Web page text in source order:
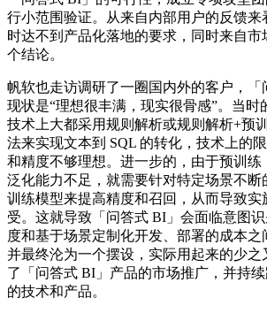
行小范围验证。从来自内部用户的反馈来
时达不到产品化落地的要求，同时来自
个结论。
帆软也走访调研了一圈国内外的客户，「
现状是“理想很丰满，现实很骨感”。当时
技术上大都采用规则解析或规则解析+预
法来实现文本到 SQL 的转化，技术上的
和精度不够理想。进一步的，由于预训练
泛化能力不足，就需要针对特定场景不断
训练模型来提高精度和召回，从而导致实
受。这就导致「问答式 BI」会面临意图
度和基于场景定制化开发、部署的成本之
并最终沦为一个摆设，实际用起来的少之
了「问答式 BI」产品的市场推广，并持
的技术和产品。